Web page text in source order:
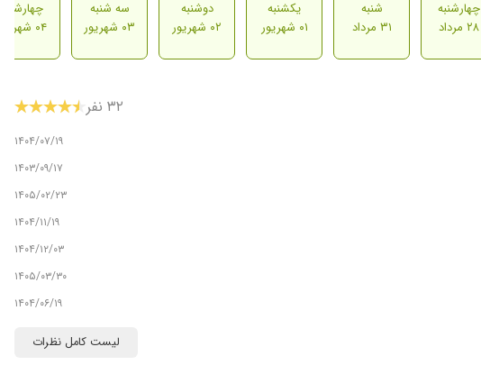
چهارشنبه
۲۸ مرداد
شنبه
۳۱ مرداد
یکشنبه
۰۱ شهریور
دوشنبه
۰۲ شهریور
سه شنبه
۰۳ شهریور
چهارشنبه
۰۴ شهریور
۳۲ نفر
۱۴۰۴/۰۷/۱۹
۱۴۰۳/۰۹/۱۷
۱۴۰۵/۰۲/۲۳
۱۴۰۴/۱۱/۱۹
۱۴۰۴/۱۲/۰۳
۱۴۰۵/۰۳/۳۰
۱۴۰۴/۰۶/۱۹
لیست کامل نظرات